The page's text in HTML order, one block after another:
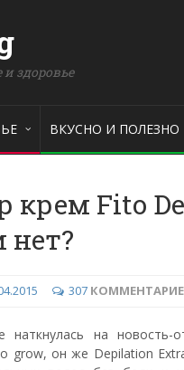
здоровье
ВКУСНО И ПОЛЕЗНО
крем Fito
нет?
307
наткнулась на
grow, он же Depilation